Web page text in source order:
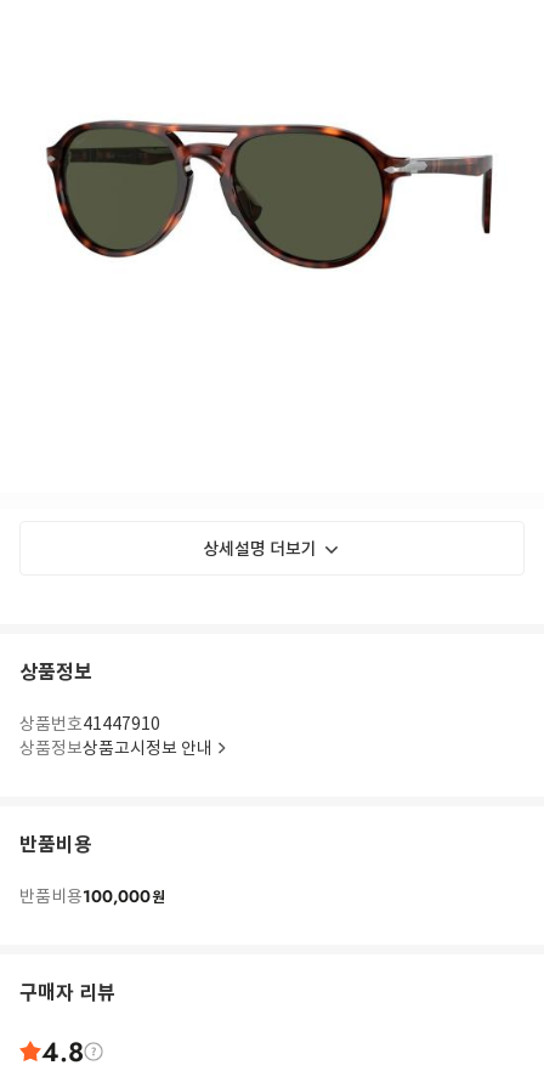
상세설명 더보기
상품정보
상품번호41447910
상품정보상품고시정보 안내
반품비용
반품비용100,000원
구매자 리뷰
4.8